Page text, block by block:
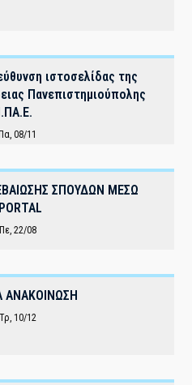
ιστοσελίδας της
Πανεπιστημιούπολης
Πα, 08/11
ΣΠΟΥΔΩΝ ΜΕΣΩ
Πε, 22/08
ΑΝΑΚΟΙΝΩΣΗ
Τρ, 10/12